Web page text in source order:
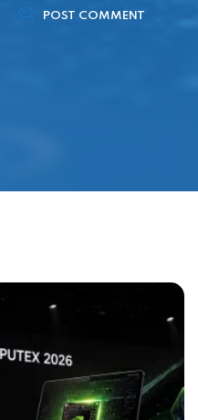
POST COMMENT